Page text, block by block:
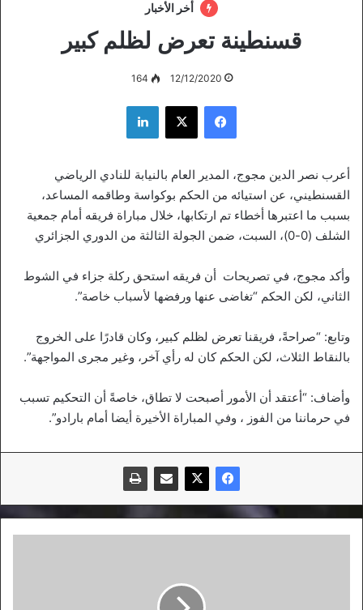
أخر الأخبار
قسنطينة تعرض لظلم كبير
12/12/2020
164
فيسبوك ‫X لينكدإن
أعرب نصر الدين مجوج، المدير العام بالنيابة للنادي الرياضي
القسنطيني، عن استيائه من الحكم بوكواسة وطاقمه المساعد،
بسبب ما اعتبرها أخطاء تم ارتكابها، خلال مباراة فريقه أمام جمعية
الشلف (0-0)، السبت، ضمن الجولة الثالثة من الدوري الجزائري
وأكد مجوج، في تصريحات أن فريقه استحق ركلة جزاء في الشوط
الثاني، لكن الحكم “تغاضى عنها ورفضها لأسباب خاصة”.
وتابع: “صراحةً، فريقنا تعرض لظلم كبير، وكان قادرًا على الخروج
بالنقاط الثلاث، لكن الحكم كان له رأي آخر، وغير مجرى المواجهة”.
وأضاف: “أعتقد أن الأمور أصبحت لا تطاق، خاصةً أن التحكيم تسبب
في حرماننا من الفوز ، وفي المباراة الأخيرة أيضا أمام بارادو”.